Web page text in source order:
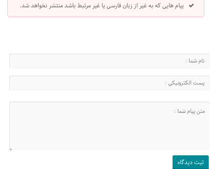
پیام هایی که به غیر از زبان فارسی یا غیر مرتبط باشد منتشر نخواهد شد.